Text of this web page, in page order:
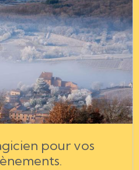
pour vos